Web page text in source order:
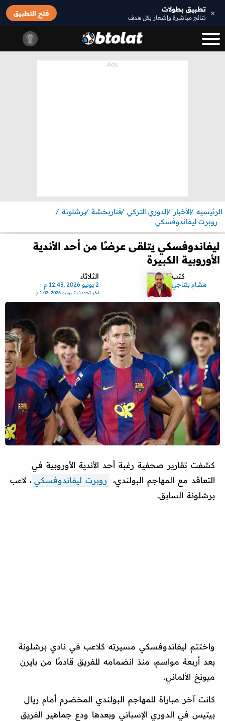
× تطبيق بطولات
نتائج مباشرة وإشعار بكل هدف
فتح التطبيق
الرئيسيه الأخبار الدوري التركي فناربخشة برشلونة
روبرت ليفاندوفسكي
ليفاندوفسكي يتلقى عرضًا من أحد الأندية
الأوروبية الكبيرة
كتب
هشام بلتاجي
الثلاثاء
2 يونيو 2026 ,12:43 م
اخر تحديث2 يونيو 2026 ,1:02 م
كشفت تقارير صحفية رغبة أحد الأندية الأوروبية في
التعاقد مع المهاجم البولندي،
روبرت ليفاندوفسكي ، لاعب
برشلونة السابق.
واختتم ليفاندوفسكي مسيرته كلاعب في نادي برشلونة
بعد أربعة مواسم، منذ انضمامه للفريق قادمًا من بايرن
ميونخ الألماني.
كانت آخر مباراة للمهاجم البولندي المخضرم أمام ريال
بيتيس في الدوري الإسباني وبعدها ودع جماهير الفريق